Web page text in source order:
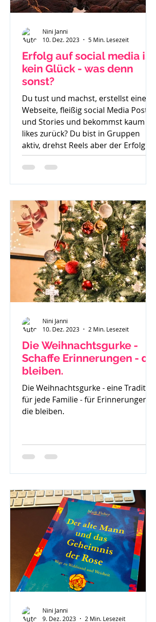
Erfolg auf social media ist
kein Glück - was denn
sonst?
Du tust und machst, erstellst eine
Webseite, fleißig social Media Posts
und Stories und bekommst kaum
likes zurück? Du bist in Gruppen
aktiv, drehst Reels aber der Erfolg
bleibt aus. So langsam weißt du
nicht mehr weiter. Was denn noch
besonders überzeugt von einem
geschriebenen Beitrag bist - läuft
dieser gar nicht. Du weißt in dir drin
- ich kann richtig was, ich habe eine
Botschaft aber scheinbar hört sie
Niemand oder
Nini Janni
10. Dez. 2023
5 Min. Lesezeit
Die Weihnachtsgurke -
Schaffe Erinnerungen - die
bleiben.
Die Weihnachtsgurke - eine Tradition
für jede Familie - für Erinnerungen
die bleiben.
Nini Janni
10. Dez. 2023
2 Min. Lesezeit
Nini Janni
9. Dez. 2023
2 Min. Lesezeit